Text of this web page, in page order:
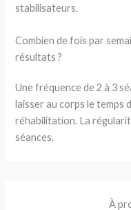
stabilisateurs.
Combien de fois par
résultats ?
Une fréquence de 2 à 3
laisser au corps le temps
réhabilitation. La
séances.
À